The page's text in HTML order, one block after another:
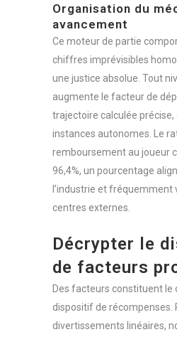
Organisation du
avancement
Ce moteur de partie
chiffres imprévisibles
une justice absolue. Tout
augmente le facteur de
trajectoire calculée précise,
instances autonomes. Le
remboursement au joueur
96,4%, un pourcentage
l’industrie et fréquemment
centres externes.
Décrypter le
de facteurs
Des facteurs constituent le
dispositif de récompenses.
divertissements linéaires,